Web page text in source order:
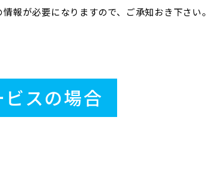
報が必要になりますので、ご承知おき下さい。
スの場合